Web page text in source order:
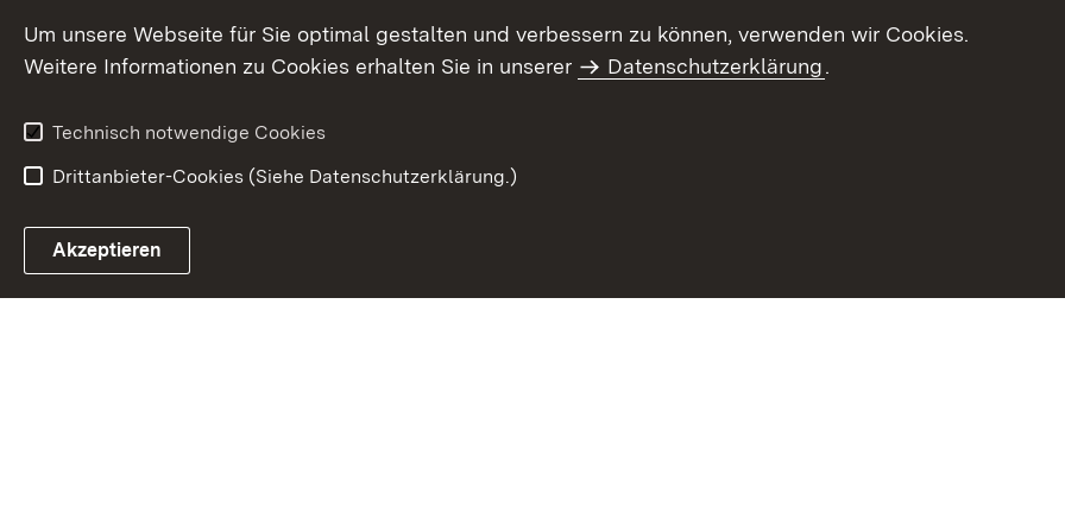
Um unsere Webseite für Sie optimal gestalten und verbessern zu können, verwenden wir Cookies.
Weitere Informationen zu Cookies erhalten Sie in unserer
Datenschutzerklärung.
Technisch notwendige Cookies
Drittanbieter-Cookies (Siehe Datenschutzerklärung.)
Akzeptieren